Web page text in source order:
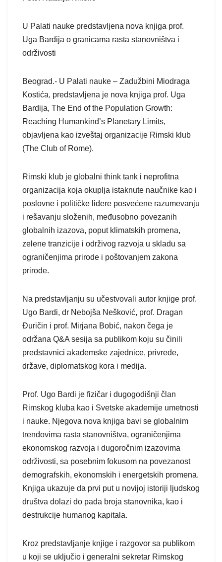
U Palati nauke predstavljena nova knjiga prof.
Uga Bardija o granicama rasta stanovništva i
održivosti
Beograd.- U Palati nauke – Zadužbini Miodraga
Kostića, predstavljena je nova knjiga prof. Uga
Bardija, The End of the Population Growth:
Reaching Humankind’s Planetary Limits,
objavljena kao izveštaj organizacije Rimski klub
(The Club of Rome).
Rimski klub je globalni think tank i neprofitna
organizacija koja okuplja istaknute naučnike kao i
poslovne i političke lidere posvećene razumevanju
i rešavanju složenih, međusobno povezanih
globalnih izazova, poput klimatskih promena,
zelene tranzicije i održivog razvoja u skladu sa
ograničenjima prirode i poštovanjem zakona
prirode.
Na predstavljanju su učestvovali autor knjige prof.
Ugo Bardi, dr Nebojša Nešković, prof. Dragan
Đuričin i prof. Mirjana Bobić, nakon čega je
održana Q&A sesija sa publikom koju su činili
predstavnici akademske zajednice, privrede,
države, diplomatskog kora i medija.
Prof. Ugo Bardi je fizičar i dugogodišnji član
Rimskog kluba kao i Svetske akademije umetnosti
i nauke. Njegova nova knjiga bavi se globalnim
trendovima rasta stanovništva, ograničenjima
ekonomskog razvoja i dugoročnim izazovima
održivosti, sa posebnim fokusom na povezanost
demografskih, ekonomskih i energetskih promena.
Knjiga ukazuje da prvi put u novijoj istoriji ljudskog
društva dolazi do pada broja stanovnika, kao i
destrukcije humanog kapitala.
Kroz predstavljanje knjige i razgovor sa publikom
u koji se uključio i generalni sekretar Rimskog